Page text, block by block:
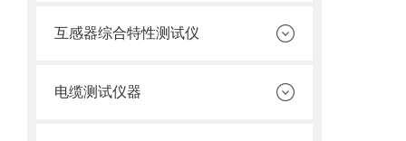
互感器综合特性测试仪
电缆测试仪器